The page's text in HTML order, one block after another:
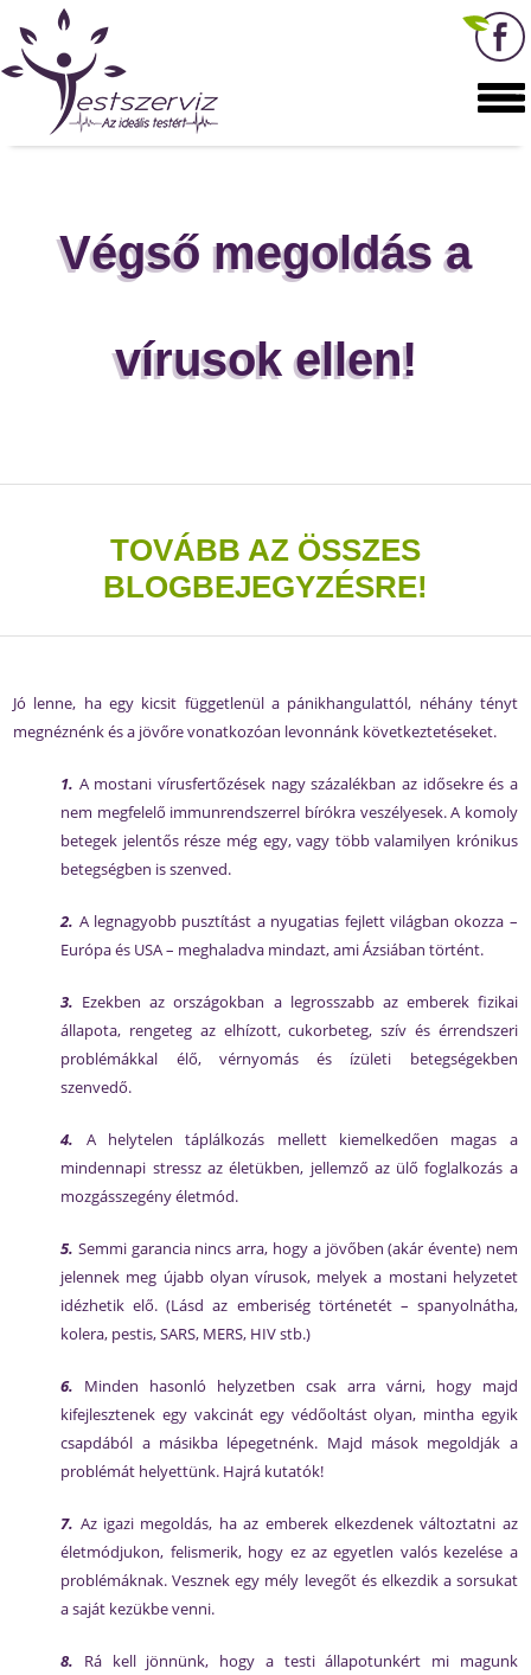
Végső megoldás a
vírusok ellen!
TOVÁBB AZ ÖSSZES
BLOGBEJEGYZÉSRE!
Jó lenne, ha egy kicsit függetlenül a pánikhangulattól, néhány tényt
megnéznénk és a jövőre vonatkozóan levonnánk következtetéseket.
1. A mostani vírusfertőzések nagy százalékban az idősekre és a
nem megfelelő immunrendszerrel bírókra veszélyesek. A komoly
betegek jelentős része még egy, vagy több valamilyen krónikus
betegségben is szenved.
2. A legnagyobb pusztítást a nyugatias fejlett világban okozza –
Európa és USA – meghaladva mindazt, ami Ázsiában történt.
3. Ezekben az országokban a legrosszabb az emberek fizikai
állapota, rengeteg az elhízott, cukorbeteg, szív és érrendszeri
problémákkal élő, vérnyomás és ízületi betegségekben
szenvedő.
4. A helytelen táplálkozás mellett kiemelkedően magas a
mindennapi stressz az életükben, jellemző az ülő foglalkozás a
mozgásszegény életmód.
5. Semmi garancia nincs arra, hogy a jövőben (akár évente) nem
jelennek meg újabb olyan vírusok, melyek a mostani helyzetet
idézhetik elő. (Lásd az emberiség történetét – spanyolnátha,
kolera, pestis, SARS, MERS, HIV stb.)
6. Minden hasonló helyzetben csak arra várni, hogy majd
kifejlesztenek egy vakcinát egy védőoltást olyan, mintha egyik
csapdából a másikba lépegetnénk. Majd mások megoldják a
problémát helyettünk. Hajrá kutatók!
7. Az igazi megoldás, ha az emberek elkezdenek változtatni az
életmódjukon, felismerik, hogy ez az egyetlen valós kezelése a
problémáknak. Vesznek egy mély levegőt és elkezdik a sorsukat
a saját kezükbe venni.
8. Rá kell jönnünk, hogy a testi állapotunkért mi magunk